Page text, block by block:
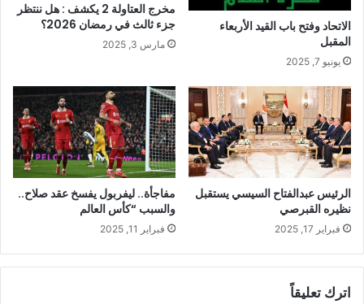
الاتحاد وفتح باب القيد الأربعاء
المقبل
يونيو 7, 2025
مخرج العتاولة 2 يكشف : هل ننتظر
جزء ثالث في رمضان 2026؟
مارس 3, 2025
الرئيس عبدالفتاح السيسي يستقبل
نظيره القبرصي
فبراير 17, 2025
مفاجأة.. ليفربول يفسخ عقد صلاح..
والسبب “كأس العالم
فبراير 11, 2025
اترك تعليقاً